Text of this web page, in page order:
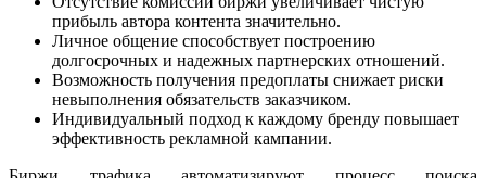
прибыль автора контента значительно.
Личное общение способствует построению
долгосрочных и надежных партнерских отношений.
Возможность получения предоплаты снижает риски
невыполнения обязательств заказчиком.
Индивидуальный подход к каждому бренду повышает
эффективность рекламной кампании.